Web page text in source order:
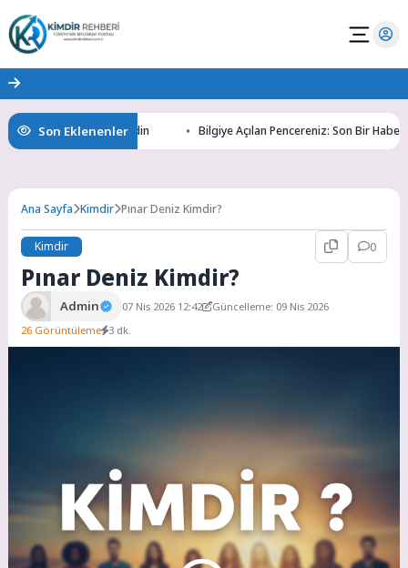
Son Eklenenler
Gizemlerini Keşfedin Bilgiye Açılan Pencereniz: Son Bir Haber ile
Ana Sayfa Kimdir Pınar Deniz Kimdir?
Kimdir 0
Pınar Deniz Kimdir?
Admin 07 Nis 2026 12:42
Güncelleme: 09 Nis 2026
26 Görüntüleme 3 dk.